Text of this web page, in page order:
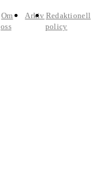
Om
oss
Arkiv Redaktionell
policy